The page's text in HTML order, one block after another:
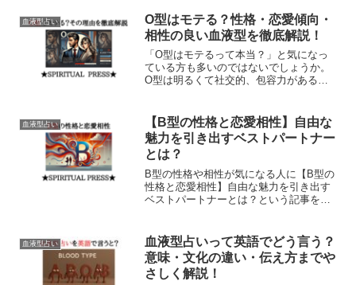
じたくなる理由”を解説しています。文化
的背景も影響しています。
血液型占い
O型はモテる？性格・恋愛傾向・
相性の良い血液型を徹底解説！
「O型はモテるって本当？」と気になっ
ている方も多いのではないでしょうか。
O型は明るくて社交的、包容力がある性
性格から恋愛傾向・相性の良い血液型ま
でを徹底解説！また、O型...
血液型占い
【B型の性格と恋愛相性】自由な
魅力を引き出すベストパートナー
とは？
B型の性格や相性が気になる人に【B型の
性格と恋愛相性】自由な魅力を引き出す
ベストパートナーとは？という記事をか
が、この記事には、結婚観や仕事上の相
性なども詳しく記載しています。
血液型占い
血液型占いって英語でどう言う？
意味・文化の違い・伝え方までや
さしく解説！